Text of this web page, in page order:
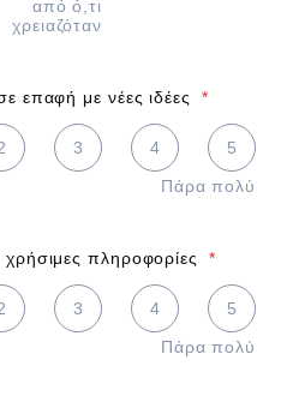
από ό,τι
χρειαζόταν
επαφή με νέες ιδέες *
3
4
Πάρα πολύ
5
5 is Πάρα πολύ
πληροφορίες *
3
4
Πάρα πολύ
5
5 is Πάρα πολύ